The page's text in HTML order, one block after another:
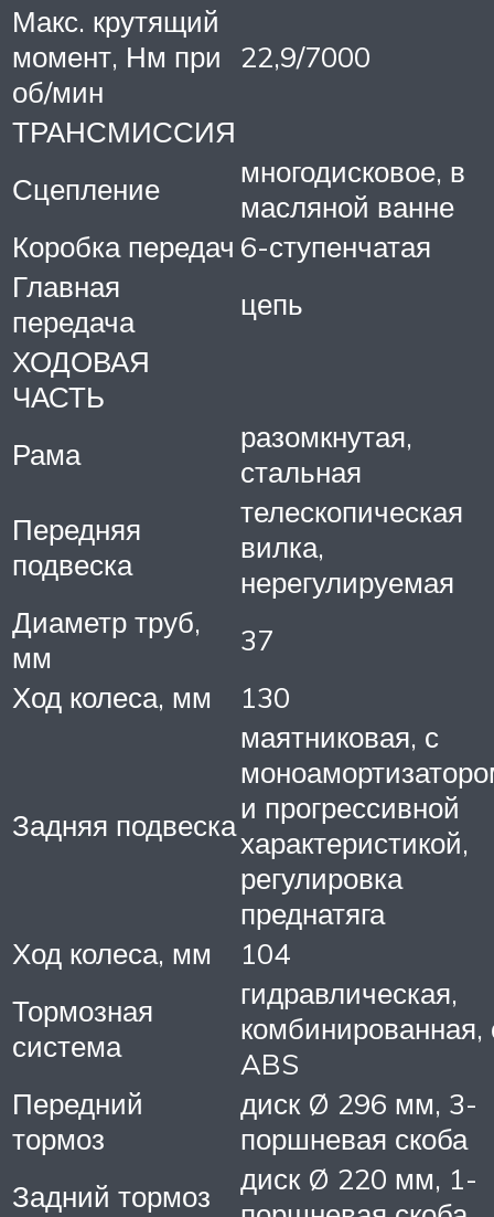
Макс. крутящий
момент, Нм при
об/мин
22,9/7000
ТРАНСМИССИЯ
Сцепление
многодисковое, в
масляной ванне
Коробка передач 6-ступенчатая
Главная
передача
цепь
ХОДОВАЯ
ЧАСТЬ
Рама
разомкнутая,
стальная
Передняя
подвеска
телескопическая
вилка,
нерегулируемая
Диаметр труб,
мм
37
Ход колеса, мм
130
Задняя подвеска
маятниковая, с
и прогрессивной
характеристикой,
регулировка
преднатяга
Ход колеса, мм
104
Тормозная
система
гидравлическая,
комбинированная,
ABS
Передний
тормоз
диск Ø 296 мм, 3-
поршневая скоба
Задний тормоз
диск Ø 220 мм, 1-